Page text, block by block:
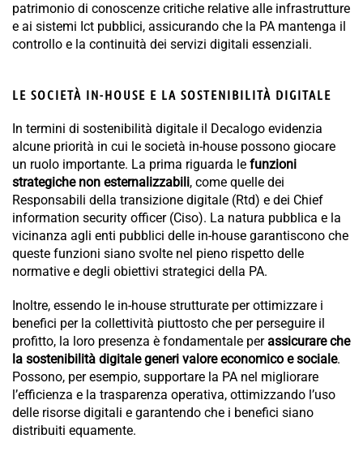
patrimonio di conoscenze critiche relative alle infrastrutture
e ai sistemi Ict pubblici, assicurando che la PA mantenga il
controllo e la continuità dei servizi digitali essenziali.
LE SOCIETÀ IN-HOUSE E LA SOSTENIBILITÀ DIGITALE
In termini di sostenibilità digitale il Decalogo evidenzia
alcune priorità in cui le società in-house possono giocare
un ruolo importante. La prima riguarda le funzioni
strategiche non esternalizzabili, come quelle dei
Responsabili della transizione digitale (Rtd) e dei Chief
information security officer (Ciso). La natura pubblica e la
vicinanza agli enti pubblici delle in-house garantiscono che
queste funzioni siano svolte nel pieno rispetto delle
normative e degli obiettivi strategici della PA.
Inoltre, essendo le in-house strutturate per ottimizzare i
benefici per la collettività piuttosto che per perseguire il
profitto, la loro presenza è fondamentale perassicurare che
la sostenibilità digitale generi valore economico e sociale.
Possono, per esempio, supportare la PA nel migliorare
l’efficienza e la trasparenza operativa, ottimizzando l’uso
delle risorse digitali e garantendo che i benefici siano
distribuiti equamente.